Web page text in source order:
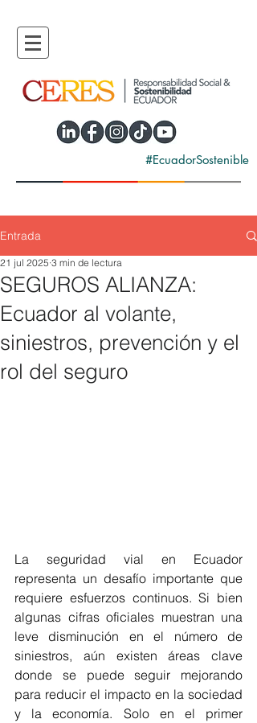
#EcuadorSostenible
Entrada
SEGUROS ALIANZA:
Ecuador al volante,
siniestros, prevención y el
rol del seguro
21 jul 2025 3 min de lectura
La seguridad vial en Ecuador
representa un desafío importante que
requiere esfuerzos continuos. Si bien
algunas cifras oficiales muestran una
leve disminución en el número de
siniestros, aún existen áreas clave
donde se puede seguir mejorando
para reducir el impacto en la sociedad
y la economía. Solo en el primer